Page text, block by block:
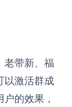
老带新、福
以激活群成
户的效果 ，